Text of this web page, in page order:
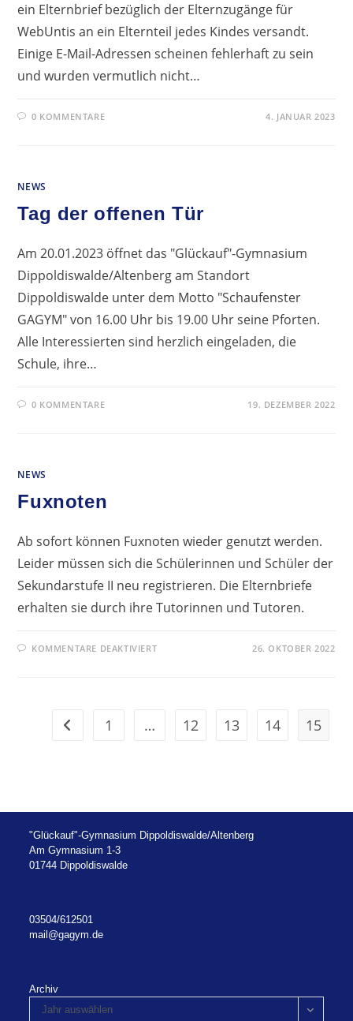
ein Elternbrief bezüglich der Elternzugänge für
WebUntis an ein Elternteil jedes Kindes versandt.
Einige E-Mail-Adressen scheinen fehlerhaft zu sein
und wurden vermutlich nicht…
0 KOMMENTARE 4. JANUAR 2023
NEWS
Tag der offenen Tür
Am 20.01.2023 öffnet das "Glückauf"-Gymnasium
Dippoldiswalde/Altenberg am Standort
Dippoldiswalde unter dem Motto "Schaufenster
GAGYM" von 16.00 Uhr bis 19.00 Uhr seine Pforten.
Alle Interessierten sind herzlich eingeladen, die
Schule, ihre…
0 KOMMENTARE 19. DEZEMBER 2022
NEWS
Fuxnoten
Ab sofort können Fuxnoten wieder genutzt werden.
Leider müssen sich die Schülerinnen und Schüler der
Sekundarstufe II neu registrieren. Die Elternbriefe
erhalten sie durch ihre Tutorinnen und Tutoren.
KOMMENTARE DEAKTIVIERTFÜR 26. OKTOBER 2022
Zur vorherigen Seite
1 … 12 13 14 15
"Glückauf"-Gymnasium Dippoldiswalde/Altenberg
Am Gymnasium 1-3
01744 Dippoldiswalde
03504/612501
mail@gagym.de
Archiv
Jahr auswählen